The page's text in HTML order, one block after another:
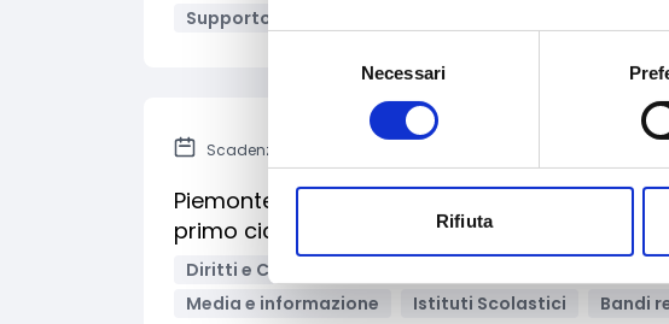
Necessari
Rifiuta
Supporto alle imprese
Scadenza: 27 ottobre 2023
Piemonte - Prevenzione e contrasto del
primo ciclo - 2023-2024
Diritti e Cittadinanza
Media e informazione
Istituti Scolastici Bandi